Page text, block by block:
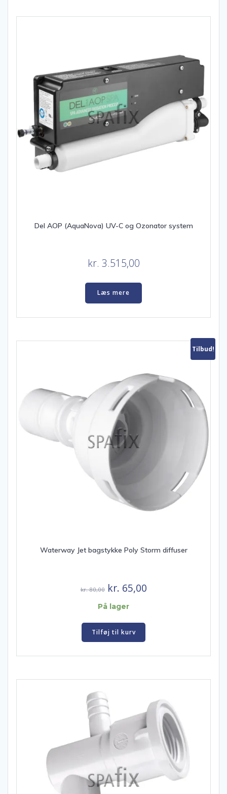
Del AOP (AquaNova) UV-C og Ozonator system
kr. 3.515,00
Læs mere
Tilbud!
Waterway Jet bagstykke Poly Storm diffuser
kr.80,00 Den
oprindelige
var:
kr. 80,00.
kr. 65,00Den
På lager
Tilføj til kurv